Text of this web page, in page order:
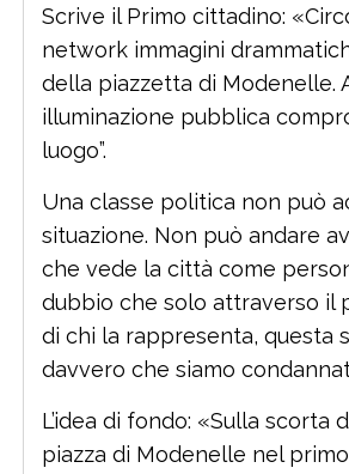
Scrive il Primo cittadino:
network immagini
della piazzetta di Modenelle.
illuminazione pubblica
luogo”.
Una classe politica non può
situazione. Non può andare
che vede la città come
dubbio che solo attraverso il
di chi la rappresenta, questa
davvero che siamo
L’idea di fondo: «Sulla
piazza di Modenelle nel